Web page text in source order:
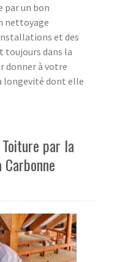
par un bon
nettoyage
et des
toujours dans la
donner à votre
longevité dont elle
par la